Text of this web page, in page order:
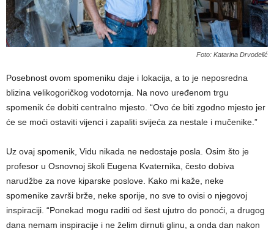
Foto: Katarina Drvodelić
Posebnost ovom spomeniku daje i lokacija, a to je neposredna
blizina velikogoričkog vodotornja. Na novo uređenom trgu
spomenik će dobiti centralno mjesto. “Ovo će biti zgodno mjesto jer
će se moći ostaviti vijenci i zapaliti svijeća za nestale i mučenike.”
Uz ovaj spomenik, Vidu nikada ne nedostaje posla. Osim što je
profesor u Osnovnoj školi Eugena Kvaternika, često dobiva
narudžbe za nove kiparske poslove. Kako mi kaže, neke
spomenike završi brže, neke sporije, no sve to ovisi o njegovoj
inspiraciji. “Ponekad mogu raditi od šest ujutro do ponoći, a drugog
dana nemam inspiracije i ne želim dirnuti glinu, a onda dan nakon